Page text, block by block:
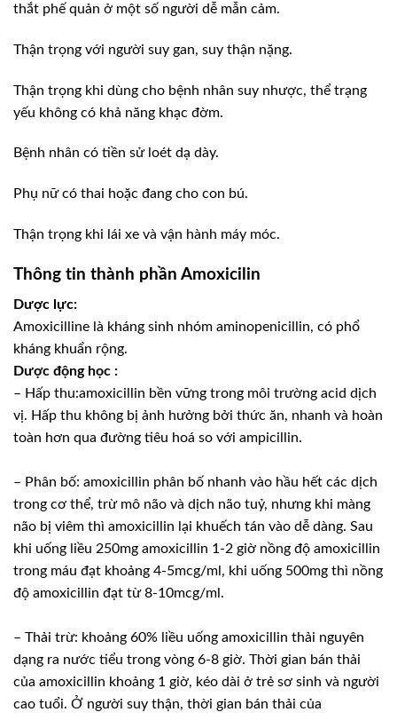
thắt phế quản ở một số người dễ mẫn cảm.
Thận trọng với người suy gan, suy thận nặng.
Thận trọng khi dùng cho bệnh nhân suy nhược, thể trạng
yếu không có khả năng khạc đờm.
Bệnh nhân có tiền sử loét dạ dày.
Phụ nữ có thai hoặc đang cho con bú.
Thận trọng khi lái xe và vận hành máy móc.
Thông tin thành phần Amoxicilin
Dược lực:
Amoxicilline là kháng sinh nhóm aminopenicillin, có phổ
kháng khuẩn rộng.
Dược động học :
– Hấp thu:amoxicillin bền vững trong môi trường acid dịch
vị. Hấp thu không bị ảnh hưởng bởi thức ăn, nhanh và hoàn
toàn hơn qua đường tiêu hoá so với ampicillin.
– Phân bố: amoxicillin phân bố nhanh vào hầu hết các dịch
trong cơ thể, trừ mô não và dịch não tuỷ, nhưng khi màng
não bị viêm thì amoxicillin lại khuếch tán vào dễ dàng. Sau
khi uống liều 250mg amoxicillin 1-2 giờ nồng độ amoxicillin
trong máu đạt khoảng 4-5mcg/ml, khi uống 500mg thì nồng
độ amoxicillin đạt từ 8-10mcg/ml.
– Thải trừ: khoảng 60% liều uống amoxicillin thải nguyên
dạng ra nước tiểu trong vòng 6-8 giờ. Thời gian bán thải
của amoxicillin khoảng 1 giờ, kéo dài ở trẻ sơ sinh và người
cao tuổi. Ở người suy thận, thời gian bán thải của